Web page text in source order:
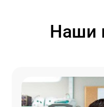
Наши